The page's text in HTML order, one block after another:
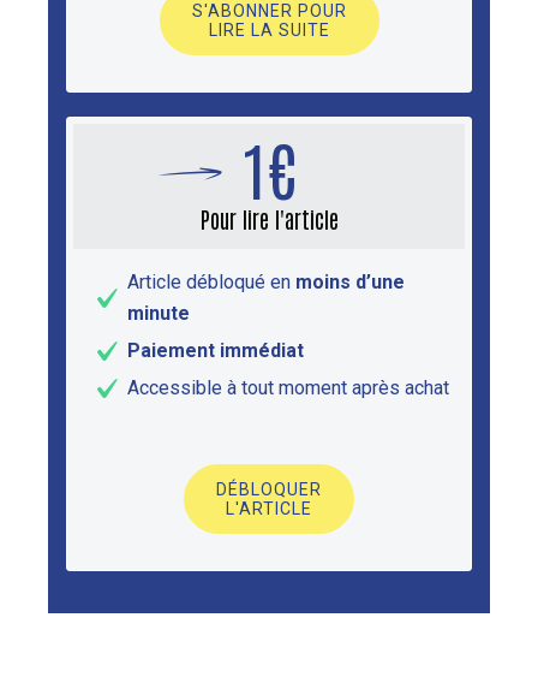
S'ABONNER POUR
LIRE LA SUITE
1€
Pour lire l'article
Article débloqué en moins d’une
minute
Paiement immédiat
Accessible à tout moment après achat
DÉBLOQUER
L'ARTICLE